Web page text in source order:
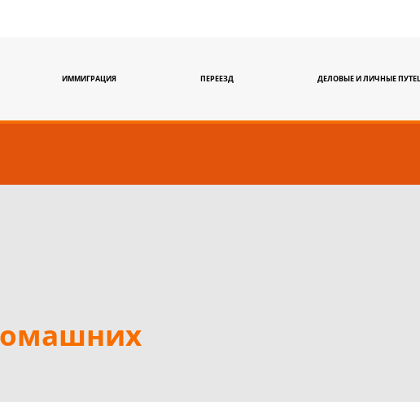
ИММИГРАЦИЯ ПЕРЕЕЗД ДЕЛОВЫЕ И ЛИЧНЫЕ